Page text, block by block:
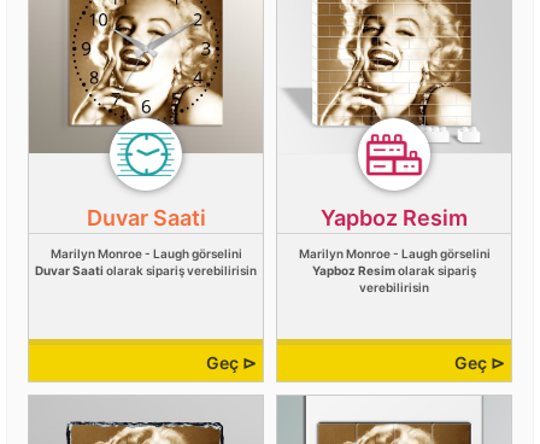
Duvar Saati
Marilyn Monroe - Laugh görselini
Duvar Saati olarak sipariş verebilirisin
Geç ⊳
Yapboz Resim
Marilyn Monroe - Laugh görselini
Yapboz Resimolarak sipariş
verebilirisin
Geç ⊳